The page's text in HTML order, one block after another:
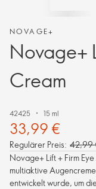
NOVAGE+
Novage+
Cream
42425 15 ml
33,99 €
Regulärer Preis: 42,99
Novage+ Lift + Firm
multiaktive
entwickelt wurde, um